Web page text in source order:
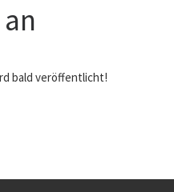
bald veröffentlicht!